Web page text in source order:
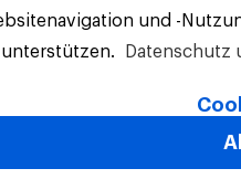
und -
Datenschutz